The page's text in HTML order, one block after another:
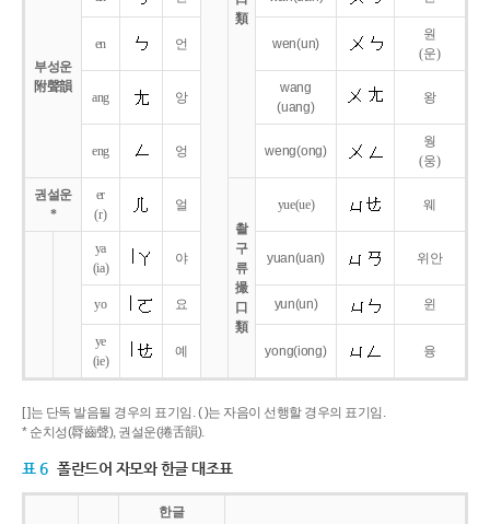
類
부성운
附聲韻
en 언 wen(un)
원
(운)
ang 앙
wang
(uang)
왕
eng 엉 weng(ong)
웡
(웅)
권설운
*
er
(r)
얼
촬
구
류
撮
口
類
yue(ue) 웨
ya
(ia)
야 yuan(uan) 위안
yo 요 yun(un) 윈
ye
(ie)
예 yong(iong) 융
[ ]는 단독 발음될 경우의 표기임. ( )는 자음이 선행할 경우의 표기임.
* 순치성(脣齒聲), 권설운(捲舌韻).
표 6 폴란드어 자모와 한글 대조표
한글